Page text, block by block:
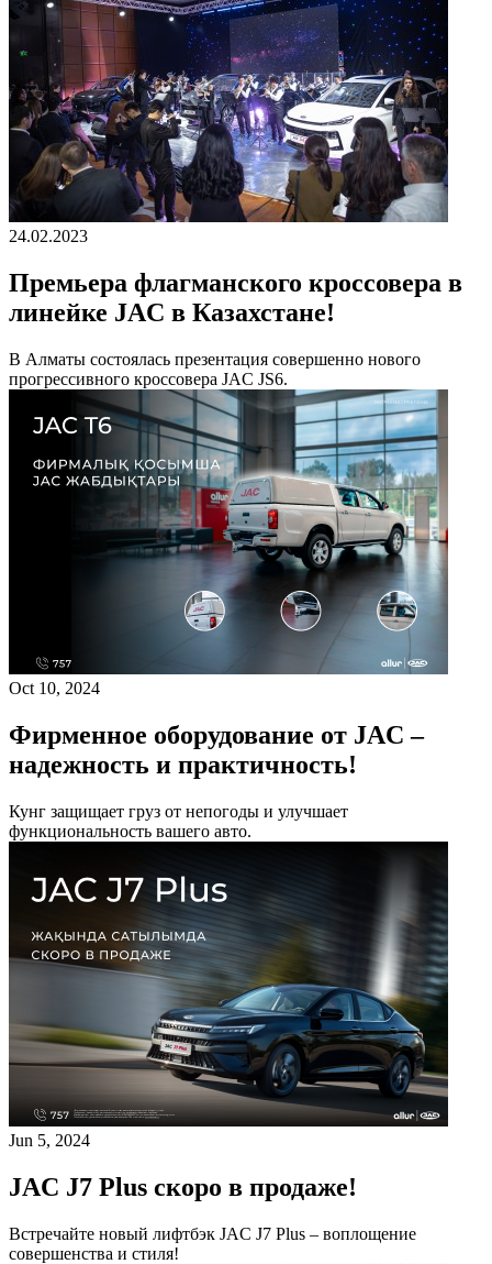
24.02.2023
Премьера флагманского кроссовера в
линейке JAC в Казахстане!
В Алматы состоялась презентация совершенно нового
прогрессивного кроссовера JAC JS6.
Oct 10, 2024
Фирменное оборудование от JAC –
надежность и практичность!
Кунг защищает груз от непогоды и улучшает
функциональность вашего авто.
Jun 5, 2024
JAC J7 Plus скоро в продаже!
Встречайте новый лифтбэк JAC J7 Plus – воплощение
совершенства и стиля!